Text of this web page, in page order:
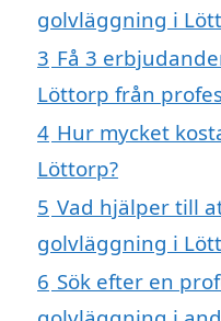
golvläggning i
3 Få 3
Löttorp från
4 Hur mycket
Löttorp?
5 Vad hjälper till
golvläggning i
6 Sök efter en